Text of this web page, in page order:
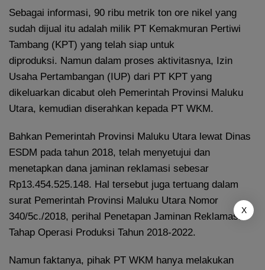
Sebagai informasi, 90 ribu metrik ton ore nikel yang
sudah dijual itu adalah milik PT Kemakmuran Pertiwi
Tambang (KPT) yang telah siap untuk
diproduksi. Namun dalam proses aktivitasnya, Izin
Usaha Pertambangan (IUP) dari PT KPT yang
dikeluarkan dicabut oleh Pemerintah Provinsi Maluku
Utara, kemudian diserahkan kepada PT WKM.
Bahkan Pemerintah Provinsi Maluku Utara lewat Dinas
ESDM pada tahun 2018, telah menyetujui dan
menetapkan dana jaminan reklamasi sebesar
Rp13.454.525.148. Hal tersebut juga tertuang dalam
surat Pemerintah Provinsi Maluku Utara Nomor
340/5c./2018, perihal Penetapan Jaminan Reklamasi
Tahap Operasi Produksi Tahun 2018-2022.
Namun faktanya, pihak PT WKM hanya melakukan
X